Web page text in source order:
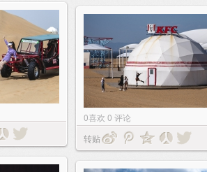
0喜欢 0 评论
转贴